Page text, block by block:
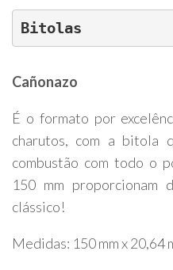
Bitolas
Cañonazo
É o formato por
charutos, com a bitola
combustão com todo o
150 mm proporcionam
clássico!
Medidas: 150 mm x 20,64